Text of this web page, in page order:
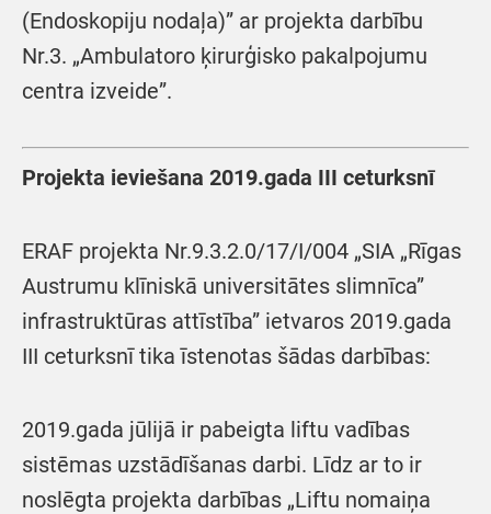
(Endoskopiju nodaļa)” ar projekta darbību
Nr.3. „Ambulatoro ķirurģisko pakalpojumu
centra izveide”.
Projekta ieviešana 2019.gada III ceturksnī
ERAF projekta Nr.9.3.2.0/17/I/004 „SIA „Rīgas
Austrumu klīniskā universitātes slimnīca”
infrastruktūras attīstība” ietvaros 2019.gada
III ceturksnī tika īstenotas šādas darbības:
2019.gada jūlijā ir pabeigta liftu vadības
sistēmas uzstādīšanas darbi. Līdz ar to ir
noslēgta projekta darbības „Liftu nomaiņa